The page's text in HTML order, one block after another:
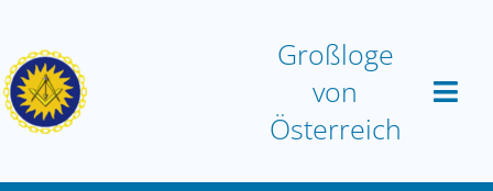
springen
Großloge
von
Österreich